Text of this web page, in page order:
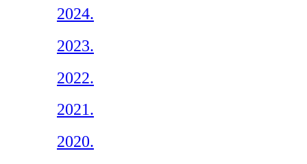
2024.
2023.
2022.
2021.
2020.